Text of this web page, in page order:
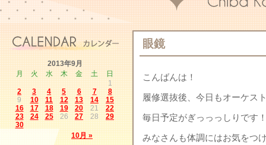
眼鏡
こんばんは！
履修選抜後、今日もオーケス
毎日予定がぎっっっしりです
みなさんも体調にはお気をつ
2013年9月
月
火 水 木 金 土 日
10月 »
1
2
3 4 5 6 7
8
9
10 11 12 13 14
15
16
17 18 19 20 21
22
23
24 25 26 27 28
29
30